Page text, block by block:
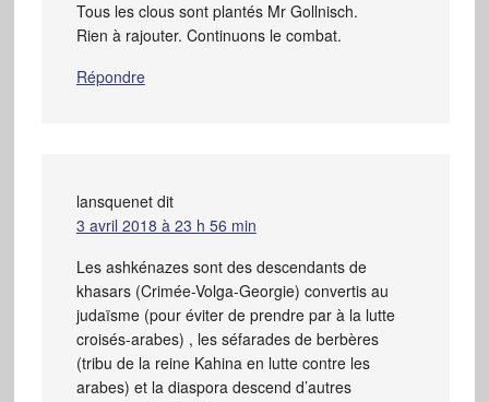
Tous les clous sont plantés Mr Gollnisch.
Rien à rajouter. Continuons le combat.
Répondre
lansquenet dit
3 avril 2018 à 23 h 56 min
Les ashkénazes sont des descendants de
khasars (Crimée-Volga-Georgie) convertis au
judaïsme (pour éviter de prendre par à la lutte
croisés-arabes) , les séfarades de berbères
(tribu de la reine Kahina en lutte contre les
arabes) et la diaspora descend d’autres